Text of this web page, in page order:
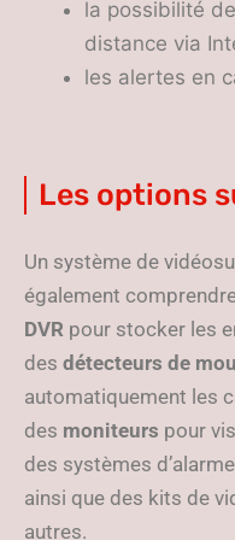
la possibilité
distance via
les alertes en
Les options
Un système de
également
DVR pour stocker les
des détecteurs de
automatiquement les
des moniteurs pour
des systèmes
ainsi que des kits de
autres.